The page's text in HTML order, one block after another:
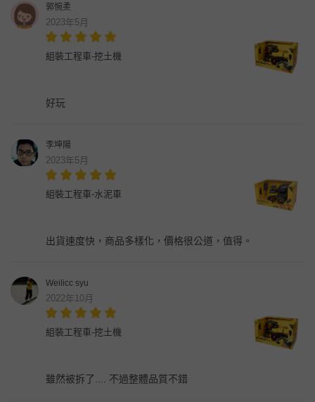
郭惋柔
2023年5月
組裝工程車-挖土機
好玩
李坤陽
2023年5月
組裝工程車-水泥車
出貨速度快，商品多樣化，價格很公道，值得。
Weilicc syu
2022年10月
組裝工程車-挖土機
雖然被拆了.... 不過整體品質不錯